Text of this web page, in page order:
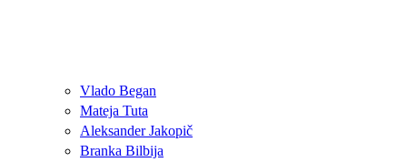
Vlado Began
Mateja Tuta
Aleksander Jakopič
Branka Bilbija